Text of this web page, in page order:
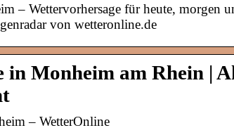
– Wettervorhersage für heute, morgen
von wetteronline.de
in Monheim am Rhein |
– WetterOnline